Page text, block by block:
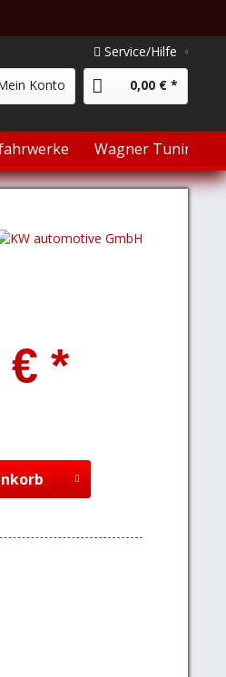
Service/Hilfe
Konto
0,00 € *
Wagner Tuning
€ *